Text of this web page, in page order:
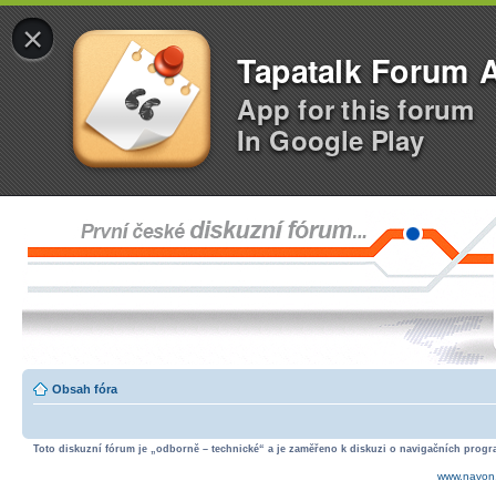
×
Tapatalk Forum
App for this forum
In Google Play
Obsah fóra
Toto diskuzní fórum je „odborně – technické“ a je zaměřeno k diskuzi o navigačních